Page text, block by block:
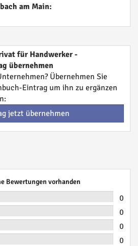
am Main:
für Handwerker -
übernehmen
Übernehmen Sie
Eintrag um ihn zu ergänzen
jetzt übernehmen
Bewertungen vorhanden
0
0
0
0